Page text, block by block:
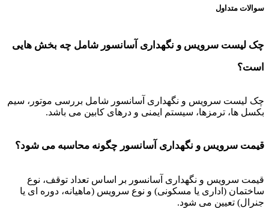
سوالات متداول
چک لیست سرویس و نگهداری آسانسور شامل چه بخش هایی
است؟
چک لیست سرویس و نگهداری آسانسور شامل بررسی موتور، سیم
بکسل ها، ترمزها، سیستم ایمنی و درهای کابین می باشد.
قیمت سرویس و نگهداری آسانسور چگونه محاسبه می شود؟
قیمت سرویس و نگهداری آسانسور بر اساس تعداد توقف، نوع
ساختمان (اداری یا مسکونی) و نوع سرویس (ماهیانه، دوره ای یا
جنرال) تعیین می شود.